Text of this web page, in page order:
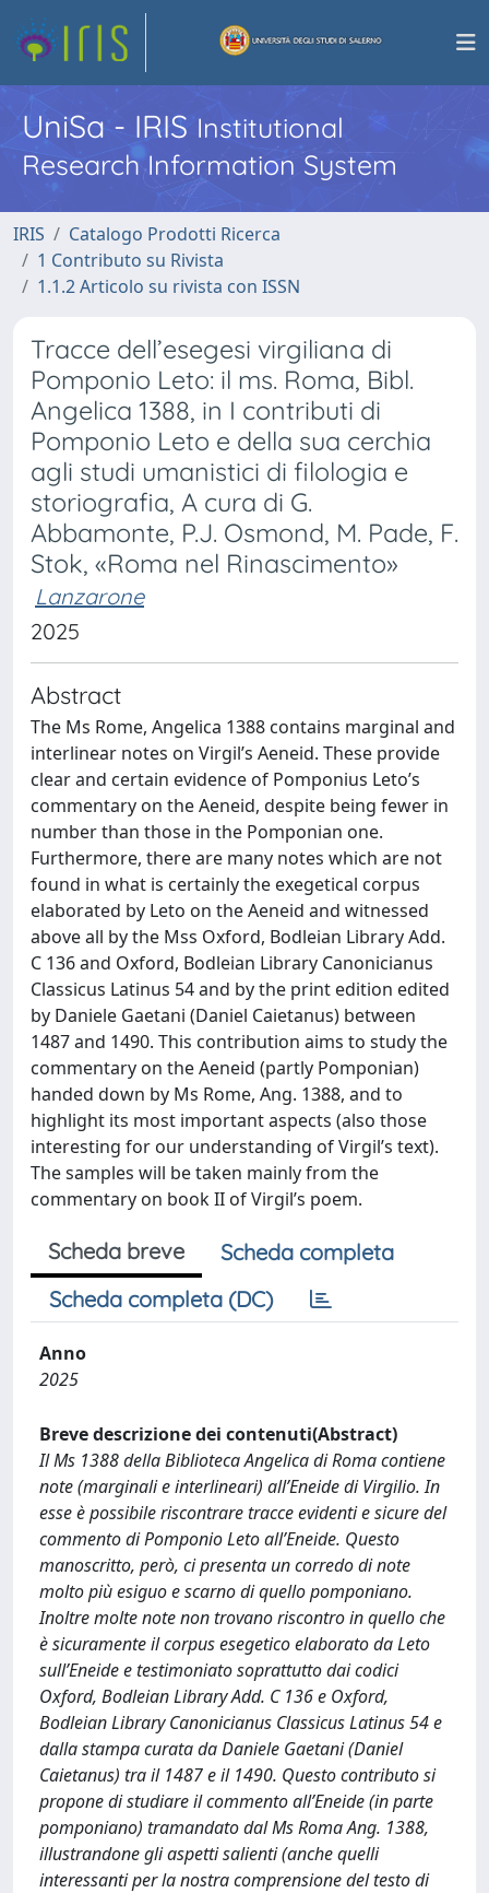
UniSa - IRISInstitutional
Research Information System
IRIS
Catalogo Prodotti Ricerca
1 Contributo su Rivista
1.1.2 Articolo su rivista con ISSN
Tracce dell’esegesi virgiliana di
Pomponio Leto: il ms. Roma, Bibl.
Angelica 1388, in I contributi di
Pomponio Leto e della sua cerchia
agli studi umanistici di filologia e
storiografia, A cura di G.
Abbamonte, P.J. Osmond, M. Pade, F.
Stok, «Roma nel Rinascimento»
Lanzarone
2025
Abstract
The Ms Rome, Angelica 1388 contains marginal and
interlinear notes on Virgil’s Aeneid. These provide
clear and certain evidence of Pomponius Leto’s
commentary on the Aeneid, despite being fewer in
number than those in the Pomponian one.
Furthermore, there are many notes which are not
found in what is certainly the exegetical corpus
elaborated by Leto on the Aeneid and witnessed
above all by the Mss Oxford, Bodleian Library Add.
C 136 and Oxford, Bodleian Library Canonicianus
Classicus Latinus 54 and by the print edition edited
by Daniele Gaetani (Daniel Caietanus) between
1487 and 1490. This contribution aims to study the
commentary on the Aeneid (partly Pomponian)
handed down by Ms Rome, Ang. 1388, and to
highlight its most important aspects (also those
interesting for our understanding of Virgil’s text).
The samples will be taken mainly from the
commentary on book II of Virgil’s poem.
Scheda breve
Scheda completa
Scheda completa (DC)
Anno
2025
Breve descrizione dei contenuti(Abstract)
Il Ms 1388 della Biblioteca Angelica di Roma contiene
note (marginali e interlineari) all’Eneide di Virgilio. In
esse è possibile riscontrare tracce evidenti e sicure del
commento di Pomponio Leto all’Eneide. Questo
manoscritto, però, ci presenta un corredo di note
molto più esiguo e scarno di quello pomponiano.
Inoltre molte note non trovano riscontro in quello che
è sicuramente il corpus esegetico elaborato da Leto
sull’Eneide e testimoniato soprattutto dai codici
Oxford, Bodleian Library Add. C 136 e Oxford,
Bodleian Library Canonicianus Classicus Latinus 54 e
dalla stampa curata da Daniele Gaetani (Daniel
Caietanus) tra il 1487 e il 1490. Questo contributo si
propone di studiare il commento all’Eneide (in parte
pomponiano) tramandato dal Ms Roma Ang. 1388,
illustrandone gli aspetti salienti (anche quelli
interessanti per la nostra comprensione del testo di